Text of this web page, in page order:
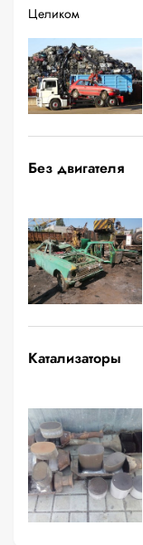
Целиком
Без двигателя
Катализаторы